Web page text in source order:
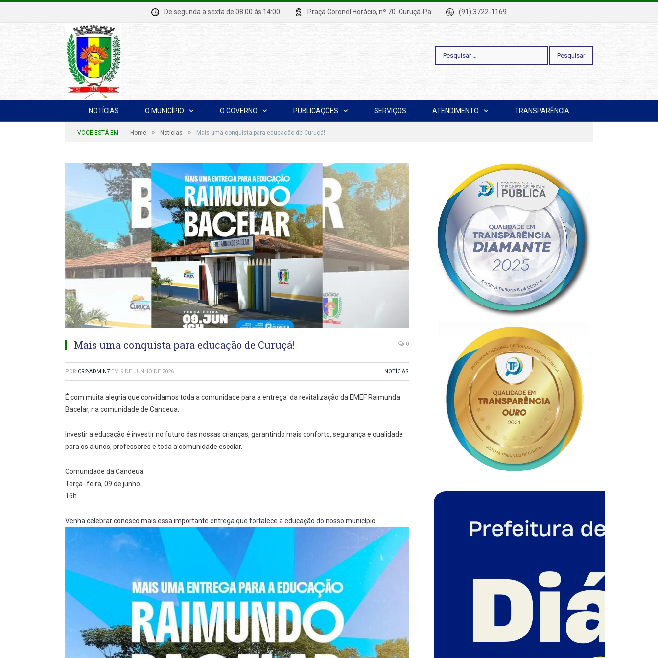
De segunda a sexta de 08:00 às 14:00 Praça Coronel Horácio, nº 70. Curuçá-Pa (91) 3722-1169
Pesquisar
por:
NOTÍCIAS O MUNICÍPIO O GOVERNO PUBLICAÇÕES SERVIÇOS ATENDIMENTO TRANSPARÊNCIA
VOCÊ ESTÁ EM: Home » Notícias » Mais uma conquista para educação de Curuçá!
Mais uma conquista para educação de Curuçá! 0
POR CR2-ADMIN7 EM 9 DE JUNHO DE 2026 NOTÍCIAS
É com muita alegria que convidamos toda a comunidade para a entrega da revitalização da EMEF Raimunda
Bacelar, na comunidade de Candeua.
Investir a educação é investir no futuro das nossas crianças, garantindo mais conforto, segurança e qualidade
para os alunos, professores e toda a comunidade escolar.
Comunidade da Candeua
Terça- feira, 09 de junho
16h
Venha celebrar conosco mais essa importante entrega que fortalece a educação do nosso município.